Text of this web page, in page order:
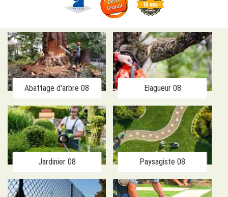
Abattage d'arbre 08 Elagueur 08
Jardinier 08 Paysagiste 08